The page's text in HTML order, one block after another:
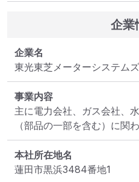
企業
企業名
東光東芝メーターシステム
事業内容
主に電力会社、ガス会社、
（部品の一部を含む）に関
本社所在地名
蓮田市黒浜3484番地1